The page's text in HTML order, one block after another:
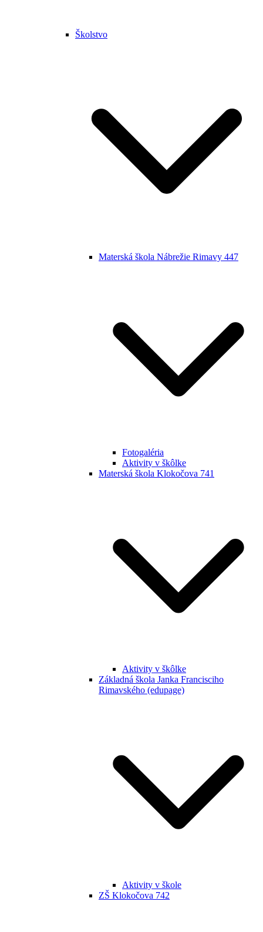
Školstvo
Materská škola Nábrežie Rimavy 447
Fotogaléria
Aktivity v škôlke
Materská škola Klokočova 741
Aktivity v škôlke
Základná škola Janka Francisciho
Rimavského (edupage)
Aktivity v škole
ZŠ Klokočova 742